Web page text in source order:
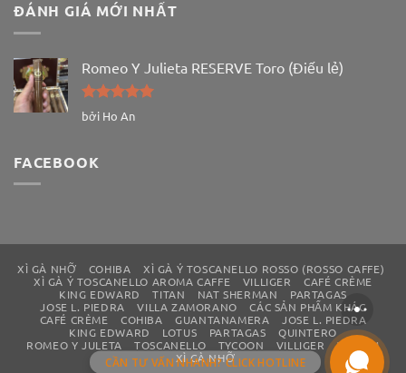
ĐÁNH GIÁ MỚI NHẤT
Romeo Y Julieta RESERVE Toro (Điếu lẻ)
Được xếp
bởi Ho An
FACEBOOK
XÌ GÀ NHỠ COHIBA
XÌ GÀ Ý TOSCANELLO ROSSO (ROSSO CAFFE)
XÌ GÀ Ý TOSCANELLO AROMA CAFFE
VILLIGER
CAFÉ CRÈME
KING EDWARD
TITAN NAT SHERMAN
PARTAGAS
JOSE L. PIEDRA
VILLA ZAMORANO
CÁC SẢN PHẨM KHÁC
CAFÉ CRÈME
COHIBA GUANTANAMERA
JOSE L. PIEDRA
KING EDWARD
LOTUS PARTAGAS
QUINTERO
ROMEO Y JULETA
TOSCANELLO TYCOON VILLIGER
WILLEM
XÌ GÀ NHỠ
CẦN TƯ VẤN NHANH? CLICK HOTLINE